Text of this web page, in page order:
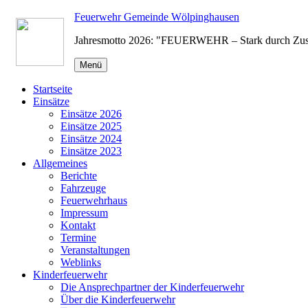
Zum
Inhalt
Feuerwehr Gemeinde Wölpinghausen
Jahresmotto 2026: "FEUERWEHR – Stark durch
Menü
Startseite
Einsätze
Einsätze 2026
Einsätze 2025
Einsätze 2024
Einsätze 2023
Allgemeines
Berichte
Fahrzeuge
Feuerwehrhaus
Impressum
Kontakt
Termine
Veranstaltungen
Weblinks
Kinderfeuerwehr
Die Ansprechpartner der Kinderfeuerwehr
Über die Kinderfeuerwehr